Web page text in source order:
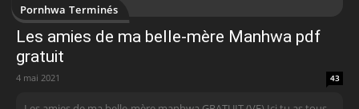
Pornhwa Terminés
Les amies de ma belle-mère Manhwa pdf
gratuit
4 mai 2021 43